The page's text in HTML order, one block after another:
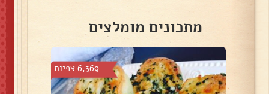
מתכונים מומלצים
6,369 צפיות